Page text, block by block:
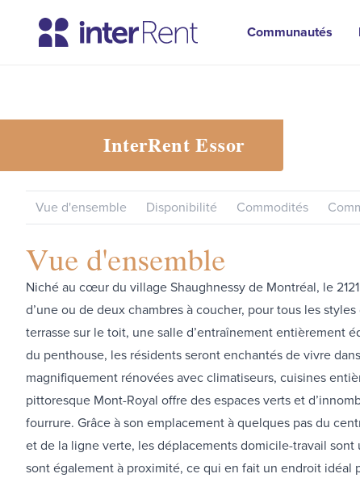
Communautés
InterRent Essor
Vue d'ensemble Disponibilité Commodités
Vue d'ensemble
Niché au cœur du village Shaughnessy de Montréal, le
d’une ou de deux chambres à coucher, pour tous les
terrasse sur le toit, une salle d’entraînement entièrement
du penthouse, les résidents seront enchantés de vivre
magnifiquement rénovées avec climatiseurs, cuisines
pittoresque Mont-Royal offre des espaces verts et
fourrure. Grâce à son emplacement à quelques pas du
et de la ligne verte, les déplacements domicile-travail sont
sont également à proximité, ce qui en fait un endroit